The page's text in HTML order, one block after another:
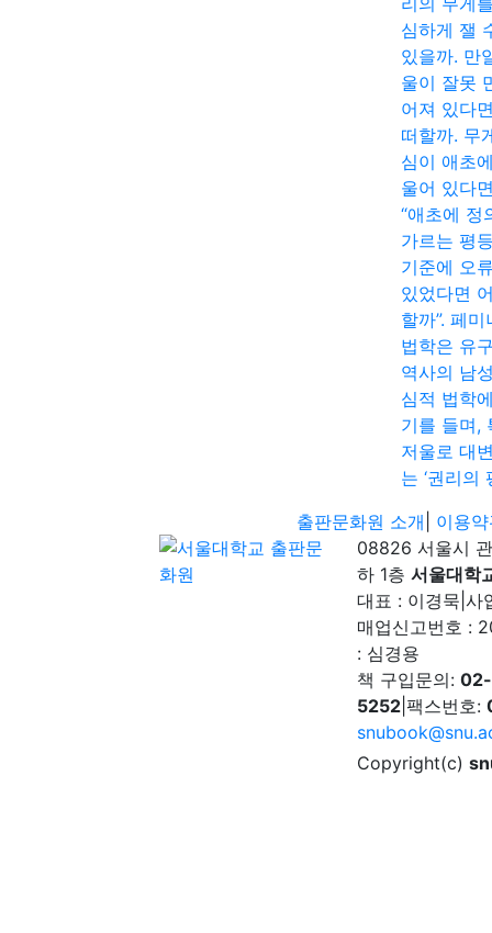
심하게 잴
있을까. 만
울이 잘못
어져 있다
떠할까. 무
심이 애초
울어 있다
“애초에 정
가르는 평
기준에 오
있었다면
할까”. 페미
법학은 유
역사의 남
심적 법학
기를 들며,
저울로 대
는 ‘권리의
출판문화원 소개
이용
08826 서울시
하 1층 서울대학
대표 : 이경묵 사
매업신고번호 :
: 심경용
책 구입문의:
5252 팩스번호:
Copyright(c)